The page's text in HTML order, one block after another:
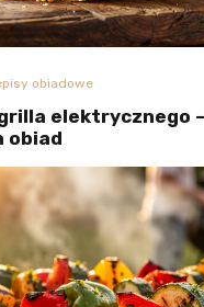
obiadowe
elektrycznego
obiad